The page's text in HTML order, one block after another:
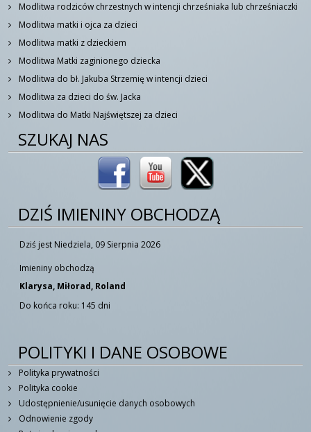
Modlitwa rodziców chrzestnych w intencji chrześniaka lub chrześniaczki
Modlitwa matki i ojca za dzieci
Modlitwa matki z dzieckiem
Modlitwa Matki zaginionego dziecka
Modlitwa do bł. Jakuba Strzemię w intencji dzieci
Modlitwa za dzieci do św. Jacka
Modlitwa do Matki Najświętszej za dzieci
SZUKAJ NAS
DZIŚ IMIENINY OBCHODZĄ
Dziś jest Niedziela, 09 Sierpnia 2026
Imieniny obchodzą
Klarysa, Miłorad, Roland
Do końca roku: 145 dni
POLITYKI I DANE OSOBOWE
Polityka prywatności
Polityka cookie
Udostępnienie/usunięcie danych osobowych
Odnowienie zgody